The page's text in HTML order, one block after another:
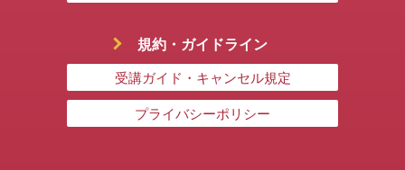
規約・ガイドライン
受講ガイド・キャンセル規定
プライバシーポリシー